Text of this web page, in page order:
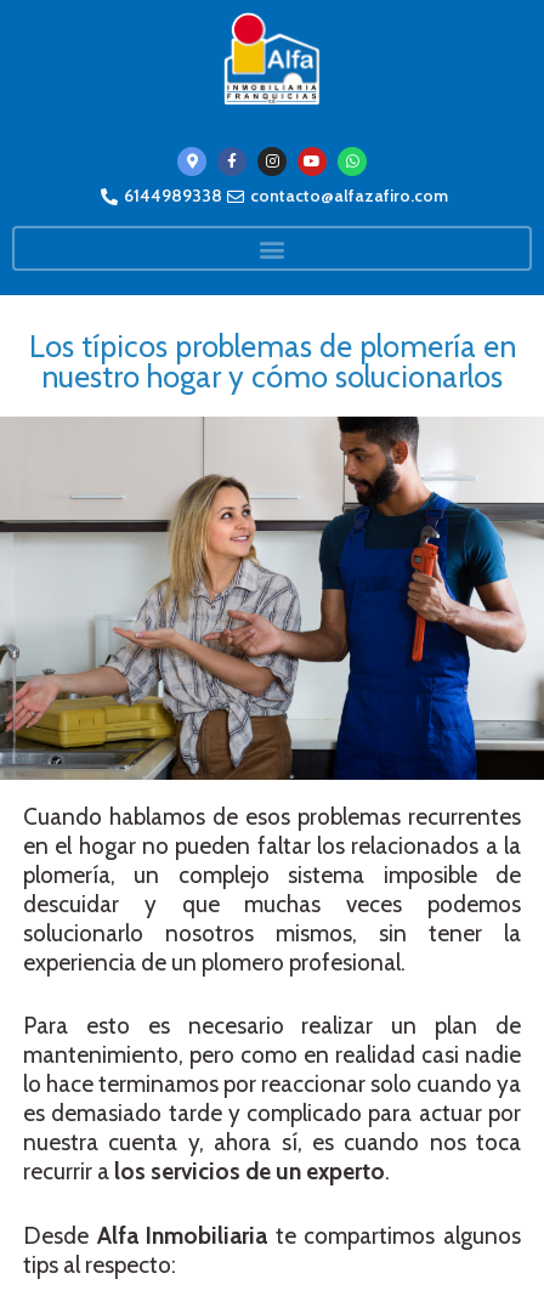
6144989338 contacto@alfazafiro.com
Los típicos problemas de plomería en
nuestro hogar y cómo solucionarlos
Cuando hablamos de esos problemas recurrentes
en el hogar no pueden faltar los relacionados a la
plomería, un complejo sistema imposible de
descuidar y que muchas veces podemos
solucionarlo nosotros mismos, sin tener la
experiencia de un plomero profesional.
Para esto es necesario realizar un plan de
mantenimiento, pero como en realidad casi nadie
lo hace terminamos por reaccionar solo cuando ya
es demasiado tarde y complicado para actuar por
nuestra cuenta y, ahora sí, es cuando nos toca
recurrir a los servicios de un experto.
Desde Alfa Inmobiliaria te compartimos algunos
tips al respecto: